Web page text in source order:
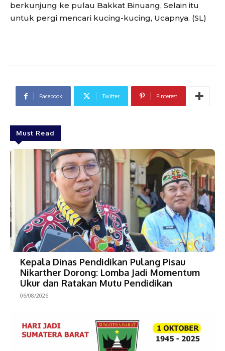
berkunjung ke pulau Bakkat Binuang, Selain itu
untuk pergi mencari kucing-kucing, Ucapnya. (SL)
Facebook Twitter Pinterest
Must Read
Kepala Dinas Pendidikan Pulang Pisau
Nikarther Dorong: Lomba Jadi Momentum
Ukur dan Ratakan Mutu Pendidikan
06/08/2026